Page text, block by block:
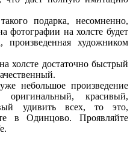
подарка, несомненно,
фотографии на холсте будет
произведенная художником
холсте достаточно быстрый
небольшое произведение
красивый,
удивить всех, то это,
в Одинцово. Проявляйте